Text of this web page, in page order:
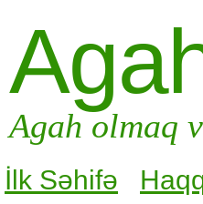
Agah olmaq
İlk Səhifə